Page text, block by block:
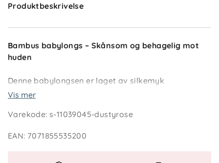
Produktbeskrivelse
Bambus babylongs – Skånsom og behagelig mot
huden
Denne babylongsen er laget av silkemyk
bambusviskose som føles ekstra behagelig mot
eller allergi. Materialet transporterer bort fuktighet
dagen.
Vis mer
Varekode:s-11039045-dustyrose
EAN: 7071855535200